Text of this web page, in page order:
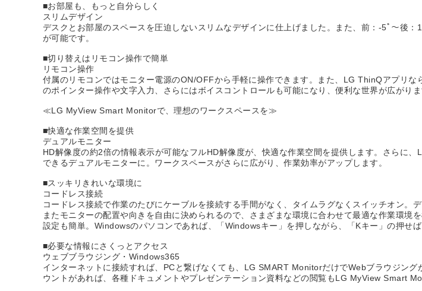
■お部屋も、もっと自分らしく
スリムデザイン
デスクとお部屋のスペースを圧迫しないスリムなデザインに仕上げました。また、前：-5ﾟ～後
が可能です。
■切り替えはリモコン操作で簡単
リモコン操作
付属のリモコンではモニター電源のON/OFFから手軽に操作できます。また、LG ThinQアプリ
のポインター操作や文字入力、さらにはボイスコントロールも可能になり、便利な世界が広がりま
≪LG MyView Smart Monitorで、理想のワークスペースを≫
■快適な作業空間を提供
デュアルモニター
HD解像度の約2倍の情報表示が可能なフルHD解像度が、快適な作業空間を提供します。さらに
できるデュアルモニターに。ワークスペースがさらに広がり、作業効率がアップします。
■スッキリきれいな環境に
コードレス接続
コードレス接続で作業のたびにケーブルを接続する手間がなく、タイムラグなくスイッチオン。
またモニターの配置や向きを自由に決められるので、さまざまな環境に合わせて最適な作業環境を
設定も簡単。Windowsのパソコンであれば、「Windowsキー」を押しながら、「Kキー」の押せば
■必要な情報にさくっとアクセス
ウェブブラウジング・Windows365
インターネットに接続すれば、PCと繋げなくても、LG SMART MonitorだけでWebブラウジン
ウントがあれば、各種ドキュメントやプレゼンテーション資料などの閲覧もLG MyView Smart